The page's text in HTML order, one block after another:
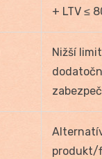
+ LTV ≤
Nižší
produkt/